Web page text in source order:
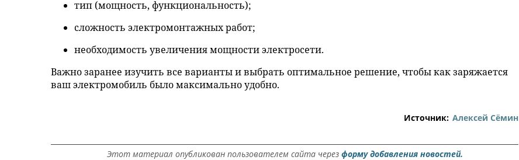
тип (мощность, функциональность);
сложность электромонтажных работ;
необходимость увеличения мощности электросети.
Важно заранее изучить все варианты и выбрать оптимальное решение, чтобы как заряжается
ваш электромобиль было максимально удобно.
Источник: Алексей Сёмин
Этот материал опубликован пользователем сайта через форму добавления новостей.